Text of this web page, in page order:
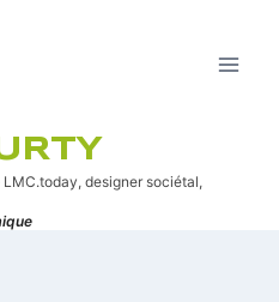
designer sociétal,